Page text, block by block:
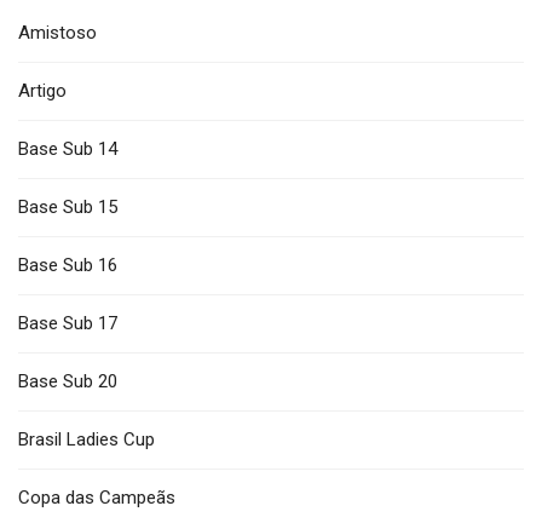
Amistoso
Artigo
Base Sub 14
Base Sub 15
Base Sub 16
Base Sub 17
Base Sub 20
Brasil Ladies Cup
Copa das Campeãs